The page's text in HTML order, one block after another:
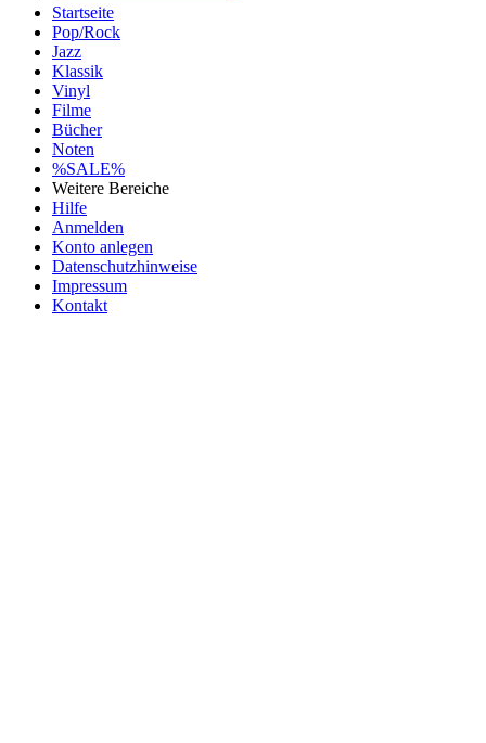
Startseite
Pop/Rock
Jazz
Klassik
Vinyl
Filme
Bücher
Noten
%SALE%
Weitere Bereiche
Hilfe
Anmelden
Konto anlegen
Datenschutzhinweise
Impressum
Kontakt